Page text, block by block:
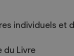
individuels et
du Livre